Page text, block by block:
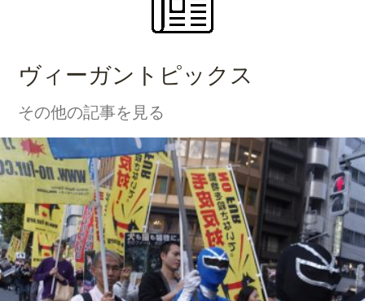
ヴィーガントピックス
その他の記事を見る